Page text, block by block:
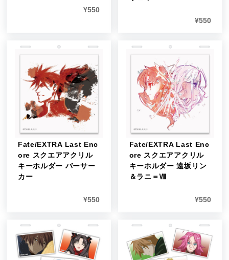
¥550
¥550
Fate/EXTRA Last Enc
ore スクエアアクリル
キーホルダー バーサー
カー
¥550
Fate/EXTRA Last Enc
ore スクエアアクリル
キーホルダー 遠坂リン
＆ラニ＝Ⅷ
¥550